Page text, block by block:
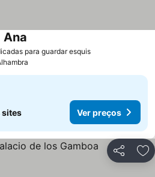
para guardar esquis
Ana
sites Ver preços
Partilhar